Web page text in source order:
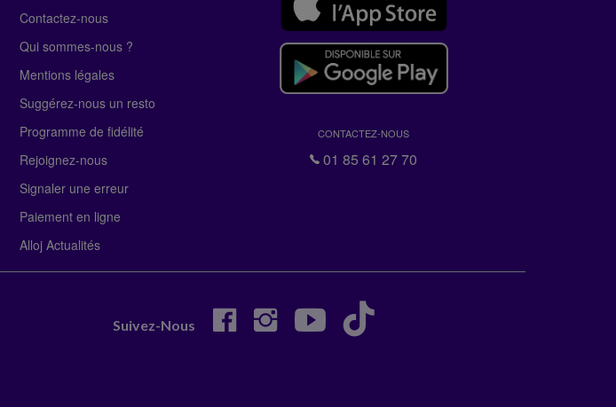
Contactez-nous
Qui sommes-nous ?
Mentions légales
Suggérez-nous un resto
Programme de fidélité
Rejoignez-nous
Signaler une erreur
Paiement en ligne
Alloj Actualités
CONTACTEZ-NOUS
01 85 61 27 70
Suivez-Nous